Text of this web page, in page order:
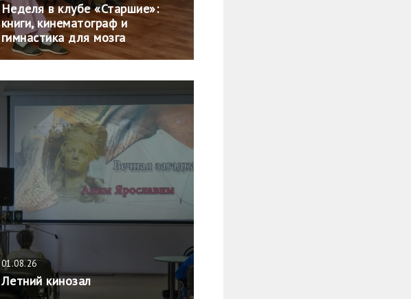
Неделя в клубе «Старшие»:
книги, кинематограф и
гимнастика для мозга
01.08.26
Летний кинозал